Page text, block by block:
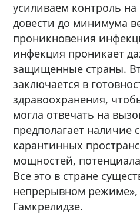
усиливаем контроль
довести до минимума
проникновения
инфекция проникает
защищенные страны.
заключается в
здравоохранения,
могла отвечать на
предполагает наличие
карантинных
мощностей,
Все это в стране
непрерывном
Гамкрелидзе.